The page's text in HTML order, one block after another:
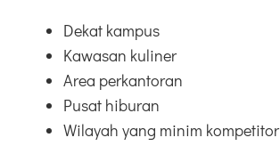
Dekat kampus
Kawasan kuliner
Area perkantoran
Pusat hiburan
Wilayah yang minim kompetitor